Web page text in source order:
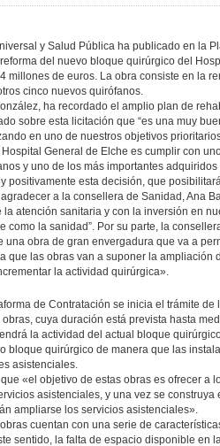
y Salud Pública ha publicado en la
del nuevo bloque quirúrgico del
millones de euros. La obra consiste en la
cinco nuevos quirófanos.
ha recordado el amplio plan de
sobre esta licitación que “es una muy
en uno de nuestros objetivos
Hospital General de Elche es cumplir con
y uno de los más importantes
positivamente esta decisión, que
a la consellera de Sanidad, Ana
atención sanitaria y con la inversión en
como la sanidad”. Por su parte, la
una obra de gran envergadura que va a
que las obras van a suponer la ampliación
la actividad quirúrgica».
de Contratación se inicia el trámite
cuya duración está prevista hasta
la actividad del actual bloque
bloque quirúrgico de manera que las
asistenciales.
«el objetivo de estas obras es ofrecer a
asistenciales, y una vez se
ampliarse los servicios asistenciales».
cuentan con una serie de
sentido, la falta de espacio disponible en